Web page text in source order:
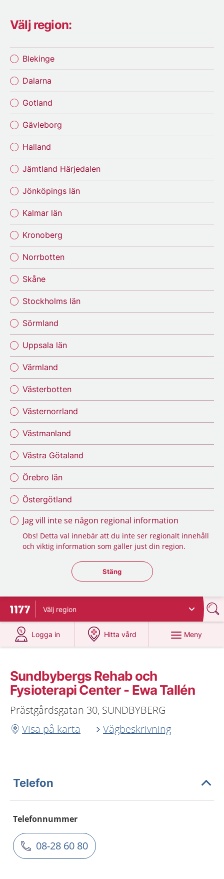
Välj region:
Blekinge
Dalarna
Gotland
Gävleborg
Halland
Jämtland Härjedalen
Jönköpings län
Kalmar län
Kronoberg
Norrbotten
Skåne
Stockholms län
Sörmland
Uppsala län
Värmland
Västerbotten
Västernorrland
Västmanland
Västra Götaland
Örebro län
Östergötland
Jag vill inte se någon regional information
Obs! Detta val innebär att du inte ser regionalt innehåll
och viktig information som gäller just din region.
Stäng regionsväljaren
Stäng
Till startsidan för 1177
Välj region
Logga in
på 1177.se
Hitta vård
på 1177.se
Meny
Sundbybergs Rehab och
Fysioterapi Center - Ewa Tallén
Prästgårdsgatan 30, SUNDBYBERG
Visa på karta
Vägbeskrivning
Telefon
Telefonnummer
08-28 60 80